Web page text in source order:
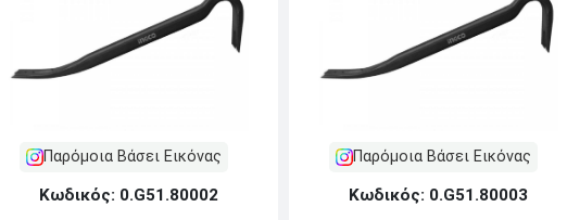
Παρόμοια Βάσει Εικόνας
Κωδικός: 0.G51.80002
Παρόμοια Βάσει Εικόνας
Κωδικός: 0.G51.80003